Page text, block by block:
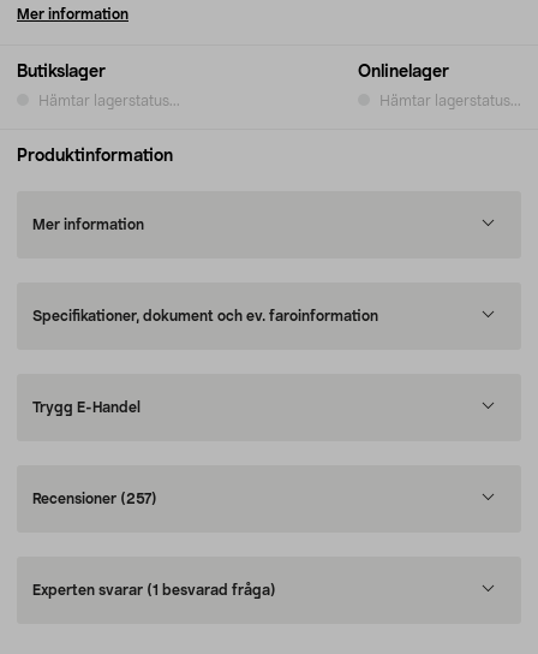
Butikslager
Hämtar lagerstatus...
Onlinelager
Hämtar lagerstatus...
Mer information
Produktinformation
Mer information
Specifikationer, dokument och ev. faroinformation
Trygg E-Handel
Recensioner (257)
Experten svarar (1 besvarad fråga)